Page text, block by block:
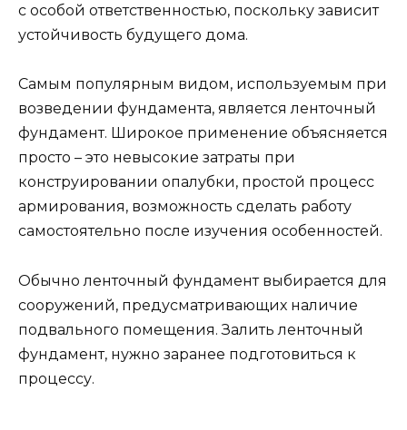
с особой ответственностью, поскольку зависит
устойчивость будущего дома.
Самым популярным видом, используемым при
возведении фундамента, является ленточный
фундамент. Широкое применение объясняется
просто – это невысокие затраты при
конструировании опалубки, простой процесс
армирования, возможность сделать работу
самостоятельно после изучения особенностей.
Обычно ленточный фундамент выбирается для
сооружений, предусматривающих наличие
подвального помещения. Залить ленточный
фундамент, нужно заранее подготовиться к
процессу.